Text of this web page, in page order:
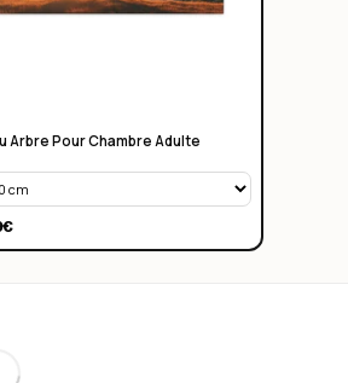
Arbre Pour Chambre Adulte